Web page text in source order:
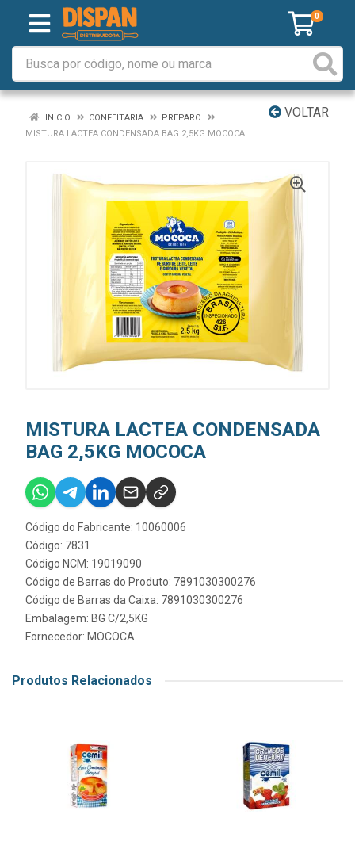
0
VOLTAR
INÍCIO CONFEITARIA
PREPARO
MISTURA LACTEA CONDENSADA BAG 2,5KG MOCOCA
MISTURA LACTEA CONDENSADA
BAG 2,5KG MOCOCA
Código do Fabricante: 10060006
Código: 7831
Código NCM: 19019090
Código de Barras do Produto: 7891030300276
Código de Barras da Caixa: 7891030300276
Embalagem: BG C/2,5KG
Fornecedor: MOCOCA
Produtos Relacionados